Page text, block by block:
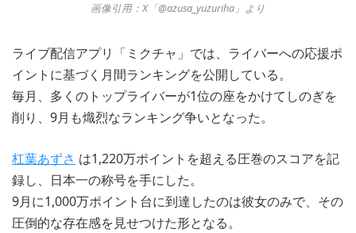
画像引用：X「@azusa_yuzuriha」より
ライブ配信アプリ「ミクチャ」では、ライバーへの応援ポ
イントに基づく月間ランキングを公開している。
毎月、多くのトップライバーが1位の座をかけてしのぎを
削り、9月も熾烈なランキング争いとなった。
杠葉あずさ は1,220万ポイントを超える圧巻のスコアを記
録し、日本一の称号を手にした。
9月に1,000万ポイント台に到達したのは彼女のみで、その
圧倒的な存在感を見せつけた形となる。